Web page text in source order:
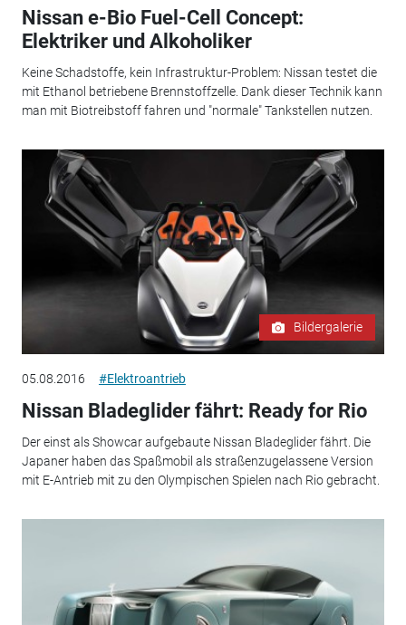
Nissan e-Bio Fuel-Cell Concept:
Elektriker und Alkoholiker
Keine Schadstoffe, kein Infrastruktur-Problem: Nissan testet die
mit Ethanol betriebene Brennstoffzelle. Dank dieser Technik kann
man mit Biotreibstoff fahren und "normale" Tankstellen nutzen.
Bildergalerie
05.08.2016 #Elektroantrieb
Nissan Bladeglider fährt: Ready for Rio
Der einst als Showcar aufgebaute Nissan Bladeglider fährt. Die
Japaner haben das Spaßmobil als straßenzugelassene Version
mit E-Antrieb mit zu den Olympischen Spielen nach Rio gebracht.